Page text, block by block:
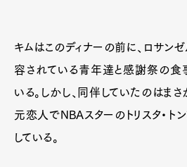
キムはこのディナーの前に、ロサン
容されている青年達と感謝祭の食
いる。しかし、同伴していたのはま
元恋人でNBAスターのトリスタ・ト
している。